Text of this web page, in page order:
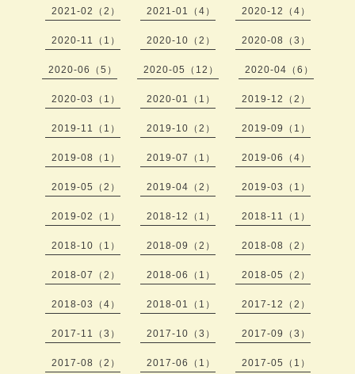
2021-02（2） 2021-01（4） 2020-12（4）
2020-11（1） 2020-10（2） 2020-08（3）
2020-06（5） 2020-05（12） 2020-04（6）
2020-03（1） 2020-01（1） 2019-12（2）
2019-11（1） 2019-10（2） 2019-09（1）
2019-08（1） 2019-07（1） 2019-06（4）
2019-05（2） 2019-04（2） 2019-03（1）
2019-02（1） 2018-12（1） 2018-11（1）
2018-10（1） 2018-09（2） 2018-08（2）
2018-07（2） 2018-06（1） 2018-05（2）
2018-03（4） 2018-01（1） 2017-12（2）
2017-11（3） 2017-10（3） 2017-09（3）
2017-08（2） 2017-06（1） 2017-05（1）